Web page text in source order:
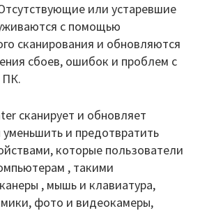
или устаревшие
с помощью
сканирования и обновляются
сбоев, ошибок и проблем с
ПК.
сканирует и обновляет
и предотвратить
которые пользователи
, такими
, мышь и клавиатура,
фото и видеокамеры,